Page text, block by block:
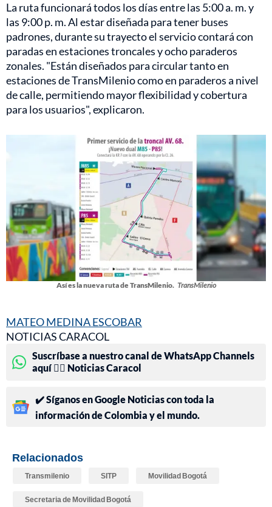
La ruta funcionará todos los días entre las 5:00 a. m. y
las 9:00 p. m. Al estar diseñada para tener buses
padrones, durante su trayecto el servicio contará con
paradas en estaciones troncales y ocho paraderos
zonales. "Están diseñados para circular tanto en
estaciones de TransMilenio como en paraderos a nivel
de calle, permitiendo mayor flexibilidad y cobertura
para los usuarios", explicaron.
Así es la nueva ruta de TransMilenio. TransMilenio
MATEO MEDINA ESCOBAR
NOTICIAS CARACOL
Suscríbase a nuestro canal de WhatsApp Channels
aquí 👉🏻 Noticias Caracol
✔️ Síganos en Google Noticias con toda la
información de Colombia y el mundo.
Relacionados
Transmilenio SITP Movilidad Bogotá
Secretaria de Movilidad Bogotá